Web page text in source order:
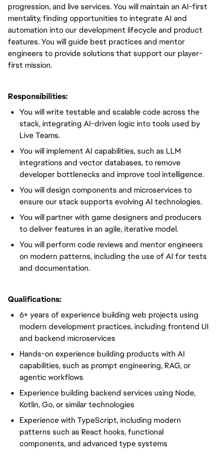
progression, and live services. You will maintain an AI-first
mentality, finding opportunities to integrate AI and
automation into our development lifecycle and product
features. You will guide best practices and mentor
engineers to provide solutions that support our player-
first mission.
Responsibilities:
You will write testable and scalable code across the
stack, integrating AI-driven logic into tools used by
Live Teams.
You will implement AI capabilities, such as LLM
integrations and vector databases, to remove
developer bottlenecks and improve tool intelligence.
You will design components and microservices to
ensure our stack supports evolving AI technologies.
You will partner with game designers and producers
to deliver features in an agile, iterative model.
You will perform code reviews and mentor engineers
on modern patterns, including the use of AI for tests
and documentation.
Qualifications:
6+ years of experience building web projects using
modern development practices, including frontend UI
and backend microservices
Hands-on experience building products with AI
capabilities, such as prompt engineering, RAG, or
agentic workflows
Experience building backend services using Node,
Kotlin, Go, or similar technologies
Experience with TypeScript, including modern
patterns such as React hooks, functional
components, and advanced type systems